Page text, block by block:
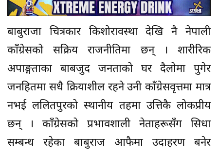
बाबुराजा चित्रकार किशोरावस्था देखि नै नेपाली
काँग्रेसको सक्रिय राजनीतिमा छन् । शारीरिक
अपाङ्गताका बाबजुद जनताको घर दैलोमा पुगेर
जनहितमा सधै क्रियाशील रहने उनी काँग्रेसवृत्तमा मात्र
नभई ललितपुरको स्थानीय तहमा उत्तिकै लोकप्रीय
छन् । काँग्रेसको प्रभावशाली नेताहरूसँग सिधा
सम्बन्ध रहेका बाबुराज आफैमा उदाहरण बनेर